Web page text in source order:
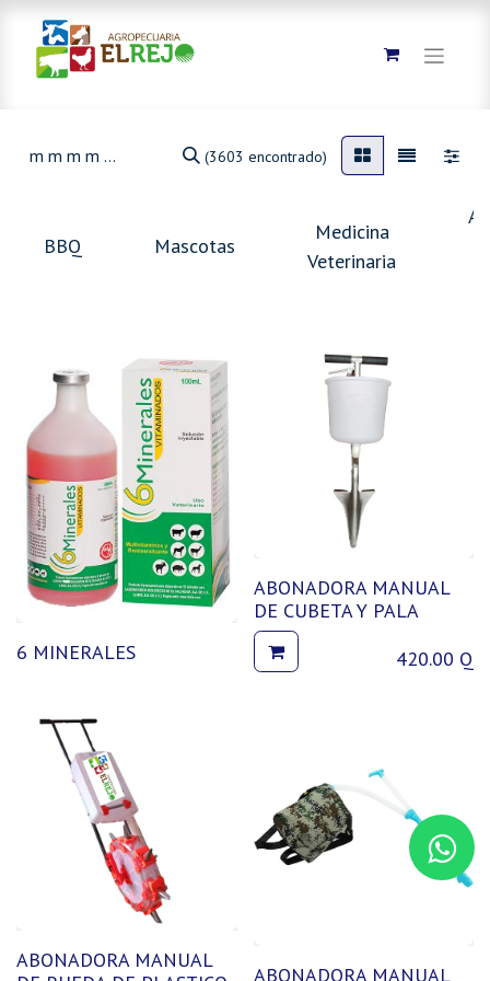
(3603 encontrado)
BBQ Mascotas
Medicina
Veterinaria
6 MINERALES
ABONADORA MANUAL
DE CUBETA Y PALA
420.00 Q
ABONADORA MANUAL
ABONADORA MANUAL